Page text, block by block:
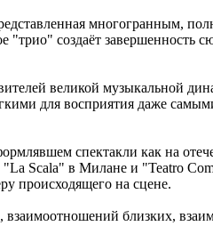
многогранным,
создаёт завершенность
великой музыкальной
для восприятия даже
спектакли как на
Scala" в Милане и "Teatro
происходящего на сцене.
близких,